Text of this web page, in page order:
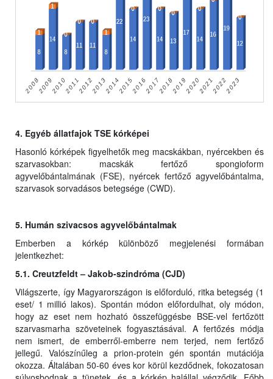
4. Egyéb állatfajok TSE kórképei
Hasonló kórképek figyelhetők meg macskákban, nyércekben és
szarvasokban: macskák fertőző spongioform
agyvelőbántalmának (FSE), nyércek fertőző agyvelőbántalma,
szarvasok sorvadásos betegsége (CWD).
5. Humán szivacsos agyvelőbántalmak
Emberben a kórkép különböző megjelenési formában
jelentkezhet:
5.1. Creutzfeldt – Jakob-szindróma (CJD)
Világszerte, így Magyarországon is előforduló, ritka betegség (1
eset/ 1 millió lakos). Spontán módon előfordulhat, oly módon,
hogy az eset nem hozható összefüggésbe BSE-vel fertőzött
szarvasmarha szöveteinek fogyasztásával. A fertőzés módja
nem ismert, de emberről-emberre nem terjed, nem fertőző
jellegű. Valószínűleg a prion-protein gén spontán mutációja
okozza. Általában 50-60 éves kor körül kezdődnek, fokozatosan